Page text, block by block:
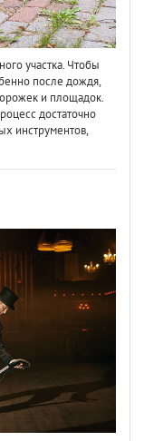
участка. Чтобы
после дождя,
и площадок.
достаточно
инструментов,